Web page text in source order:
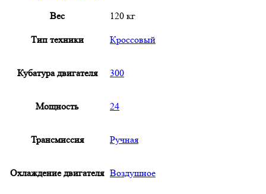
Вес 120 кг
Тип техники Кроссовый
Кубатура двигателя 300
Мощность 24
Трансмиссия Ручная
Охлаждение двигателя Воздушное